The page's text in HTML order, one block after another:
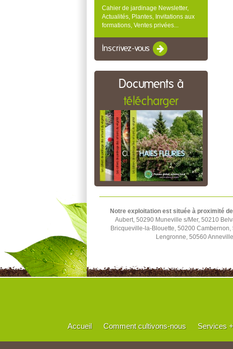
Cahier de jardinage Newsletter,
Actualités, Plantes, Invitations aux
formations, Ventes privées...
Inscrivez-vous
Documents à
télécharger
Notre exploitation est située à proximité
Aubert, 50290 Muneville s/Mer, 50210
Bricqueville-la-Blouette, 50200
Lengronne, 50560
Accueil Comment cultivons-nous Services +